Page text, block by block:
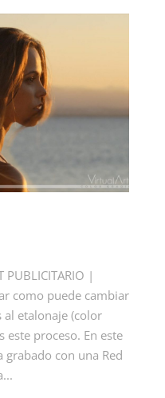
PUBLICITARIO |
como puede cambiar
etalonaje (color
este proceso. En este
grabado con una Red